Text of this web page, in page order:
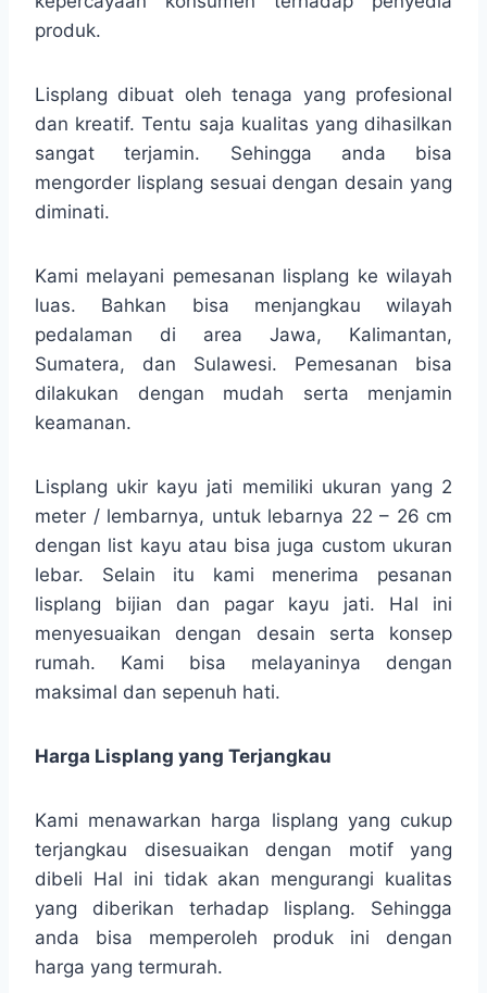
produk.
Lisplang dibuat oleh tenaga yang profesional
dan kreatif. Tentu saja kualitas yang dihasilkan
sangat terjamin. Sehingga anda bisa
mengorder lisplang sesuai dengan desain yang
diminati.
Kami melayani pemesanan lisplang ke wilayah
luas. Bahkan bisa menjangkau wilayah
pedalaman di area Jawa, Kalimantan,
Sumatera, dan Sulawesi. Pemesanan bisa
dilakukan dengan mudah serta menjamin
keamanan.
Lisplang ukir kayu jati memiliki ukuran yang 2
meter / lembarnya, untuk lebarnya 22 – 26 cm
dengan list kayu atau bisa juga custom ukuran
lebar. Selain itu kami menerima pesanan
lisplang bijian dan pagar kayu jati. Hal ini
menyesuaikan dengan desain serta konsep
rumah. Kami bisa melayaninya dengan
maksimal dan sepenuh hati.
Harga Lisplang yang Terjangkau
Kami menawarkan harga lisplang yang cukup
terjangkau disesuaikan dengan motif yang
dibeli Hal ini tidak akan mengurangi kualitas
yang diberikan terhadap lisplang. Sehingga
anda bisa memperoleh produk ini dengan
harga yang termurah.